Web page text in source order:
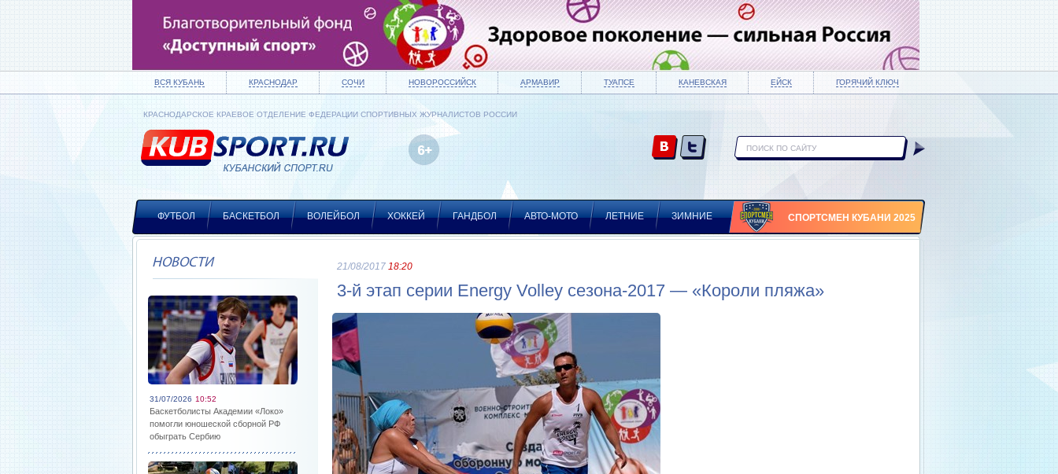
ВСЯ КУБАНЬ КРАСНОДАР СОЧИ НОВОРОССИЙСК АРМАВИР ТУАПСЕ КАНЕВСКАЯ ЕЙСК ГОРЯЧИЙ КЛЮЧ
КРАСНОДАРСКОЕ КРАЕВОЕ ОТДЕЛЕНИЕ ФЕДЕРАЦИИ СПОРТИВНЫХ ЖУРНАЛИСТОВ РОССИИ
ФУТБОЛ БАСКЕТБОЛ ВОЛЕЙБОЛ ХОККЕЙ ГАНДБОЛ АВТО-МОТО ЛЕТНИЕ ЗИМНИЕ СПОРТСМЕН КУБАНИ 2025
НОВОСТИ
31/07/2026 10:52
Баскетболисты Академии «Локо»
помогли юношеской сборной РФ
обыграть Сербию
21/08/2017 18:20
3-й этап серии Energy Volley сезона-2017 — «Короли пляжа»